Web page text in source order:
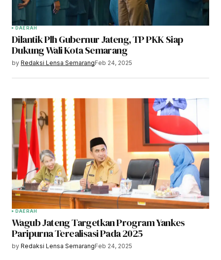
DAERAH
Dilantik Plh Gubernur Jateng, TP PKK Siap
Dukung Wali Kota Semarang
by Redaksi Lensa SemarangFeb 24, 2025
DAERAH
Wagub Jateng Targetkan Program Yankes
Paripurna Terealisasi Pada 2025
by Redaksi Lensa SemarangFeb 24, 2025